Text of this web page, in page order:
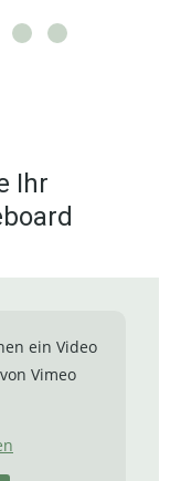
Ihr
ein Video
Vimeo